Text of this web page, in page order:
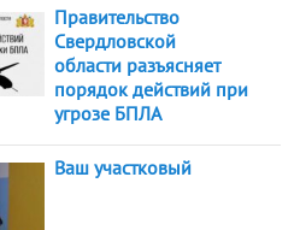
Правительство
Свердловской
области разъясняет
порядок действий при
угрозе БПЛА
Ваш участковый